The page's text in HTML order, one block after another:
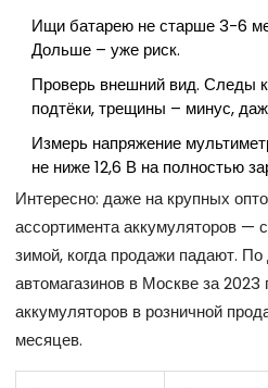
Ищи батарею не старше 3-6
Дольше – уже риск.
Проверь внешний вид. Следы
подтёки, трещины – минус,
Измерь напряжение
не ниже 12,6 В на полностью
Интересно: даже на крупных
ассортимента аккумуляторов —
зимой, когда продажи падают.
автомагазинов в Москве за 2023
аккумуляторов в розничной
месяцев.